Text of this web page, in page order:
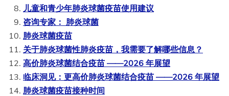
儿童和青少年肺炎球菌疫苗使用建议
咨询专家： 肺炎球菌
肺炎球菌疫苗
关于肺炎球菌性肺炎疫苗，我需要了解哪些信息？
高价肺炎球菌结合疫苗 ——2026 年展望
临床洞见：更高价肺炎球菌结合疫苗 ——2026 年展望
肺炎球菌疫苗接种时间